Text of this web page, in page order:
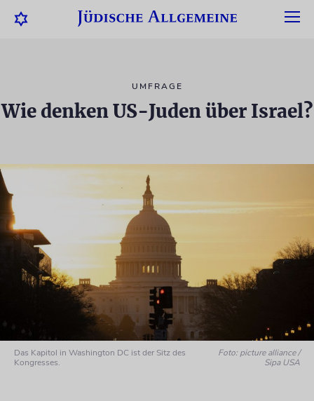
UMFRAGE
Wie denken US-Juden über Israel?
Das Kapitol in Washington DC ist der Sitz des
Kongresses.
Foto: picture alliance /
Sipa USA